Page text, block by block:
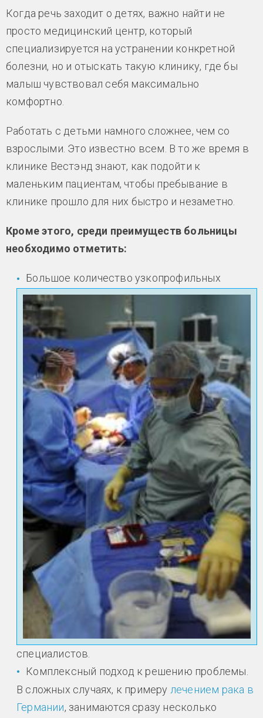
Когда речь заходит о детях, важно найти не
просто медицинский центр, который
специализируется на устранении конкретной
болезни, но и отыскать такую клинику, где бы
малыш чувствовал себя максимально
комфортно.
Работать с детьми намного сложнее, чем со
взрослыми. Это известно всем. В то же время в
клинике Вестэнд знают, как подойти к
маленьким пациентам, чтобы пребывание в
клинике прошло для них быстро и незаметно.
Кроме этого, среди преимуществ больницы
необходимо отметить:
Большое количество узкопрофильных
специалистов.
Комплексный подход к решению проблемы.
В сложных случаях, к примеру лечением рака в
Германии, занимаются сразу несколько